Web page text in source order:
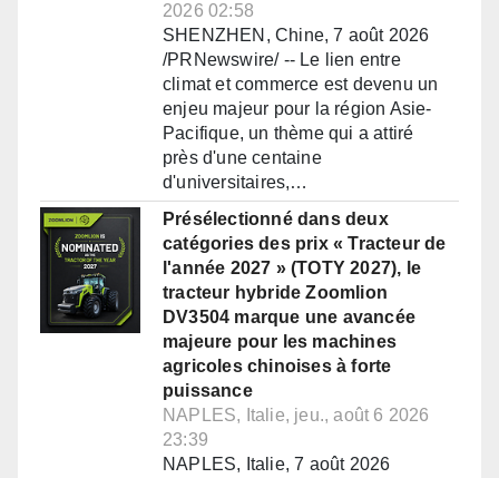
2026 02:58
SHENZHEN, Chine, 7 août 2026
/PRNewswire/ -- Le lien entre
climat et commerce est devenu un
enjeu majeur pour la région Asie-
Pacifique, un thème qui a attiré
près d'une centaine
d'universitaires,…
Présélectionné dans deux
catégories des prix « Tracteur de
l'année 2027 » (TOTY 2027), le
tracteur hybride Zoomlion
DV3504 marque une avancée
majeure pour les machines
agricoles chinoises à forte
puissance
NAPLES, Italie, jeu., août 6 2026
23:39
NAPLES, Italie, 7 août 2026